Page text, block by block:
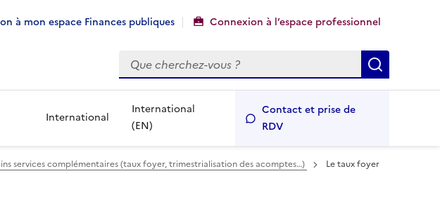
à mon espace Finances publiques Connexion à l’espace professionnel
Rechercher
International
International
(EN)
Contact et prise de
RDV
services complémentaires (taux foyer, trimestrialisation des acomptes…)
Le taux foyer